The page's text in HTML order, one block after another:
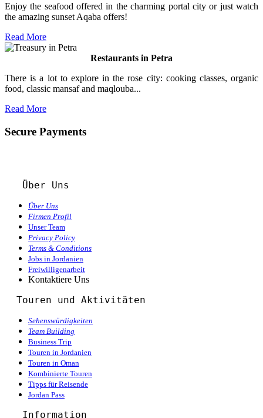
Enjoy the seafood offered in the charming portal city or just watch
the amazing sunset Aqaba offers!
Read More
Restaurants in Petra
There is a lot to explore in the rose city: cooking classes, organic
food, classic mansaf and maqlouba...
Read More
Secure Payments
Über Uns
Über Uns
Firmen Profil
Unser Team
Privacy Policy
Terms & Conditions
Jobs in Jordanien
Freiwilligenarbeit
Kontaktiere Uns
Touren und Aktivitäten
Sehenswürdigkeiten
Team Building
Business Trip
Touren in Jordanien
Touren in Oman
Kombinierte Touren
Tipps für Reisende
Jordan Pass
Information